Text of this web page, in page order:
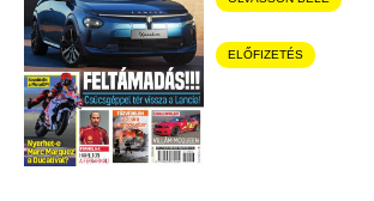
ELŐFIZETÉS